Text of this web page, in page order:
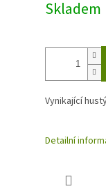
cena:
Skladem
Vynikající
Detailní